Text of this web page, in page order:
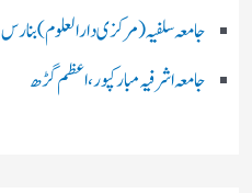
جامعہ سلفیہ(مرکزی دارالعلوم )بنارس
جامعہ اشرفیہ مبارکپور،اعظم گڑھ